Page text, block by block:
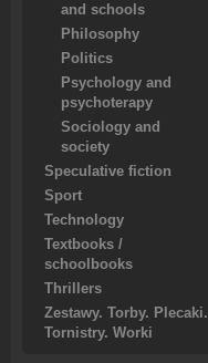
and schools
Philosophy
Politics
Psychology and
psychoterapy
Sociology and
society
Speculative fiction
Sport
Technology
Textbooks /
schoolbooks
Thrillers
Zestawy. Torby. Plecaki.
Tornistry. Worki